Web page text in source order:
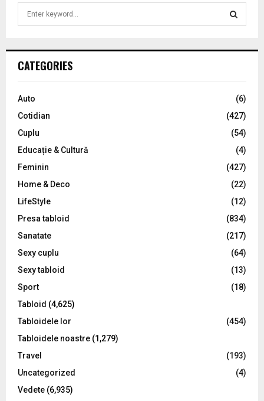
h
o
:
C
CATEGORIES
Auto
(6)
Cotidian
(427)
Cuplu
(54)
Educație & Cultură
(4)
Feminin
(427)
Home & Deco
(22)
LifeStyle
(12)
Presa tabloid
(834)
Sanatate
(217)
Sexy cuplu
(64)
Sexy tabloid
(13)
Sport
(18)
Tabloid (4,625)
Tabloidele lor
(454)
Tabloidele noastre (1,279)
Travel
(193)
Uncategorized
(4)
Vedete (6,935)